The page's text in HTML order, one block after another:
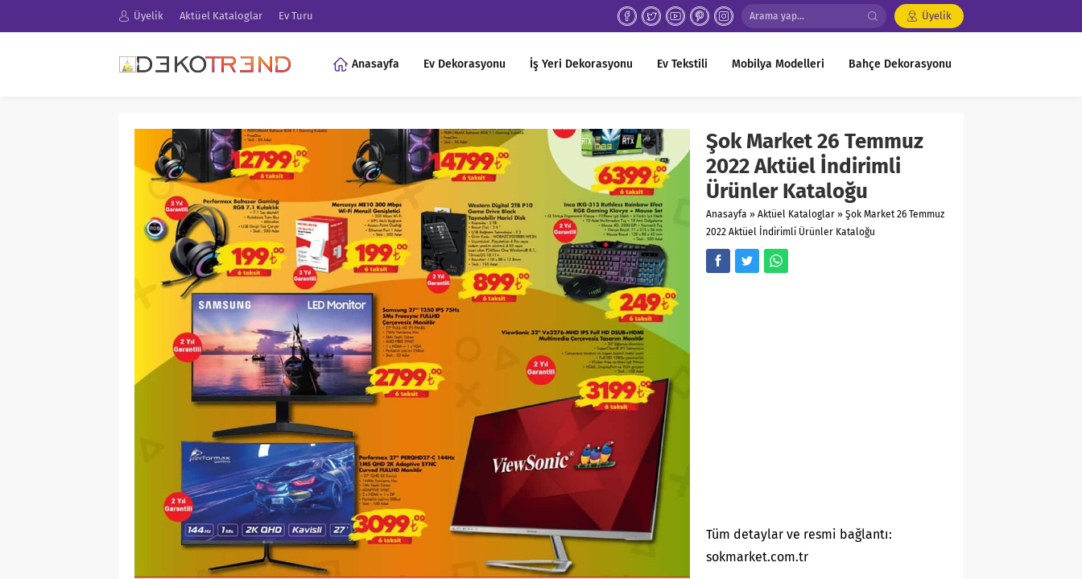
Üyelik Aktüel Kataloglar Ev Turu Üyelik
Anasayfa Ev Dekorasyonu İş Yeri Dekorasyonu Ev Tekstili Mobilya Modelleri Bahçe Dekorasyonu
Şok Market 26 Temmuz
2022 Aktüel İndirimli
Ürünler Kataloğu
Anasayfa » Aktüel Kataloglar » Şok Market 26 Temmuz
2022 Aktüel İndirimli Ürünler Kataloğu
Tüm detaylar ve resmi bağlantı:
sokmarket.com.tr